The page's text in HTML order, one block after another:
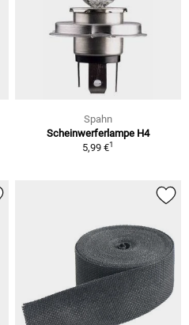
Spahn
Scheinwerferlampe H4
5,99 €1